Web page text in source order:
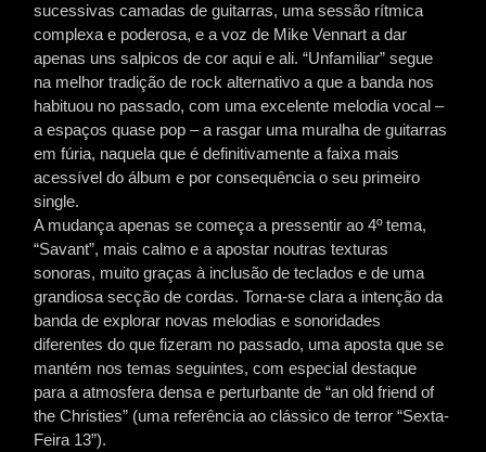
sucessivas camadas de guitarras, uma sessão rítmica
complexa e poderosa, e a voz de Mike Vennart a dar
apenas uns salpicos de cor aqui e ali. “Unfamiliar” segue
na melhor tradição de rock alternativo a que a banda nos
habituou no passado, com uma excelente melodia vocal –
a espaços quase pop – a rasgar uma muralha de guitarras
em fúria, naquela que é definitivamente a faixa mais
acessível do álbum e por consequência o seu primeiro
single.
A mudança apenas se começa a pressentir ao 4º tema,
“Savant”, mais calmo e a apostar noutras texturas
sonoras, muito graças à inclusão de teclados e de uma
grandiosa secção de cordas. Torna-se clara a intenção da
banda de explorar novas melodias e sonoridades
diferentes do que fizeram no passado, uma aposta que se
mantém nos temas seguintes, com especial destaque
para a atmosfera densa e perturbante de “an old friend of
the Christies” (uma referência ao clássico de terror “Sexta-
Feira 13”).